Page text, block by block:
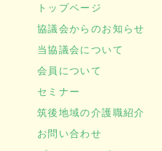
トップページ
協議会からのお知らせ
当協議会について
会員について
セミナー
筑後地域の介護職紹介
お問い合わせ